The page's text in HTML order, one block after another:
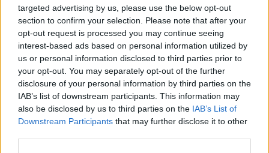
targeted advertising by us, please use the below opt-out
section to confirm your selection. Please note that after your
opt-out request is processed you may continue seeing
interest-based ads based on personal information utilized by
us or personal information disclosed to third parties prior to
your opt-out. You may separately opt-out of the further
disclosure of your personal information by third parties on the
IAB’s list of downstream participants. This information may
also be disclosed by us to third parties on the IAB’s List of
Downstream Participants that may further disclose it to other
ΑΥΤΟΔΙΟΊΚΗΣΗ
Νίκος Χαρδαλιάς: «Μηδενική ανοχή και σε νομικό
επίπεδο για τους υπαίτιους της πυρκαγιάς στη Δυτική
Αττική»
ΑΝΑΡΤΗΘΗΚΕ ΑΠΟΓΙΆΝΝΗΣ ΚΟΝΤΟΓΕΏΡΓΟΣ 5 ΑΥΓΟΎΣΤΟΥ 2026